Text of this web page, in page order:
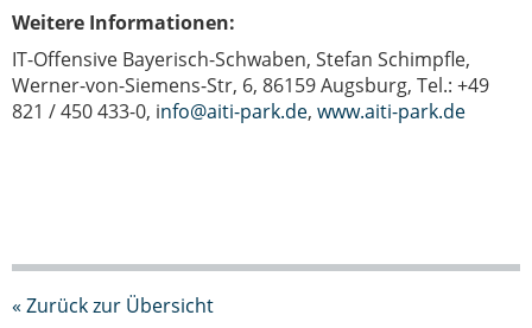
Weitere Informationen:
IT-Offensive Bayerisch-Schwaben, Stefan Schimpfle,
Werner-von-Siemens-Str, 6, 86159 Augsburg, Tel.: +49
821 / 450 433-0, info@aiti-park.de, www.aiti-park.de
« Zurück zur Übersicht